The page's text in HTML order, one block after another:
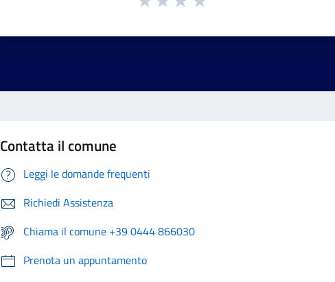
Contatta il comune
Leggi le domande frequenti
Richiedi Assistenza
Chiama il comune +39 0444 866030
Prenota un appuntamento